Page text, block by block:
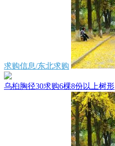
求购信息/东北求购
乌桕胸径30求购6棵8份以上树形